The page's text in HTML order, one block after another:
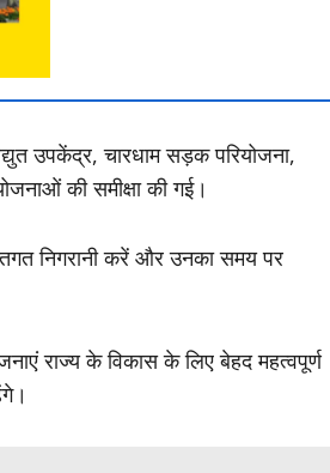
उपकेंद्र, चारधाम सड़क परियोजना,
की समीक्षा की गई।
निगरानी करें और उनका समय पर
राज्य के विकास के लिए बेहद महत्वपूर्ण